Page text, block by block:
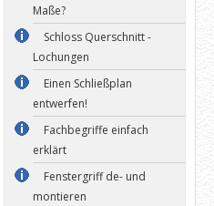
Maße?
Schloss Querschnitt -
Lochungen
Einen Schließplan
entwerfen!
Fachbegriffe einfach
erklärt
Fenstergriff de- und
montieren